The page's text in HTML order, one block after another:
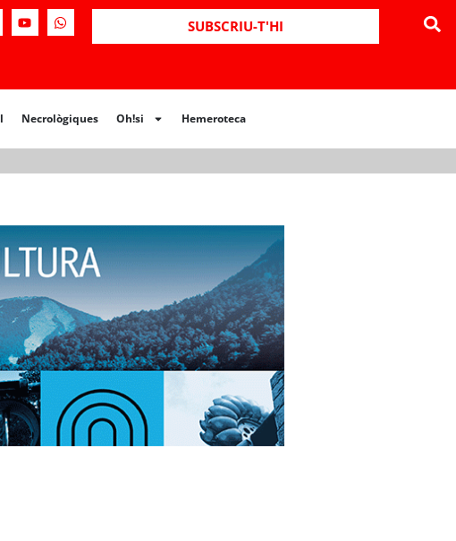
SUBSCRIU-T'HI
Necrològiques Oh!si Hemeroteca
Hemeroteca